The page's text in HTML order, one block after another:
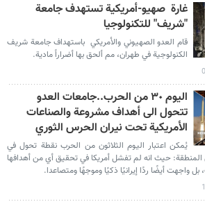
غارة صهيو-أمريكية تستهدف جامعة
"شريف" للتكنولوجيا
قام العدو الصهيوني والأمريكي باستهداف جامعة شريف
الكنولوجية في طهران، مم ألحق بها أضراراً مادية.
اليوم ٣٠ من الحرب..جامعات العدو
تتحول الى أهداف مشروعة والصناعات
الأمريكية تحت نيران الحرس الثوري
يُمكن اعتبار اليوم الثلاثون من الحرب نقطة تحول في
حيث انه لم تفشل أمريكا في تحقيق أي من أهدافها
واجهت أيضًا ردًا إيرانيًا ذكيًا وموجهًا ومتصاعدا.